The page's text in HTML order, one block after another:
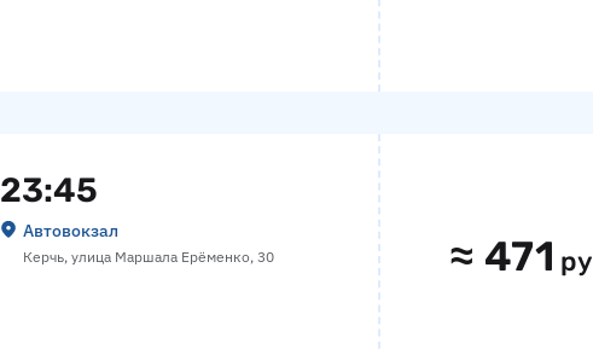
23:45
Автовокзал
Керчь, улица Маршала Ерёменко, 30 ≈ 471